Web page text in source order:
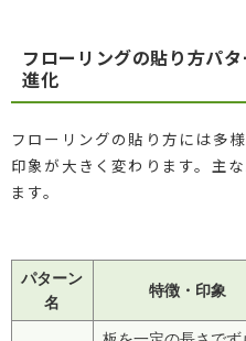
フローリングの貼り方パ
進化
フローリングの貼り方には多
印象が大きく変わります。主
ます。
パターン
名
特徴・印象